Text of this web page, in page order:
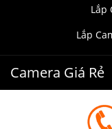
Lắp
Lắp
Camera Giá Rẻ